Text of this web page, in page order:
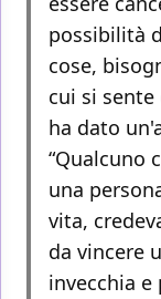
possibilità
cose,
cui si
ha dato
“Qualcuno
una
vita,
da vincere
invecchia